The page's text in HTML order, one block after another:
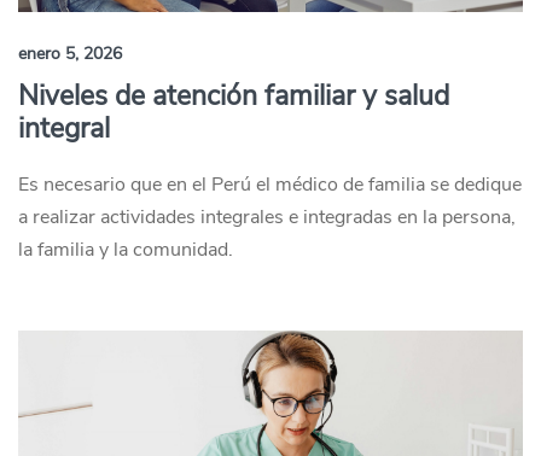
enero 5, 2026
Niveles de atención familiar y salud
integral
Es necesario que en el Perú el médico de familia se dedique
a realizar actividades integrales e integradas en la persona,
la familia y la comunidad.